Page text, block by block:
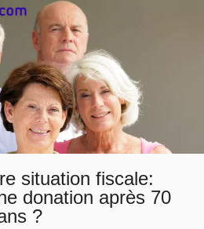
situation fiscale:
donation après 70
?